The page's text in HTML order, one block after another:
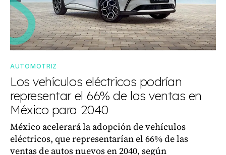
AUTOMOTRIZ
Los vehículos eléctricos podrían
representar el 66% de las ventas en
México para 2040
México acelerará la adopción de vehículos
eléctricos, que representarían el 66% de las
ventas de autos nuevos en 2040, según